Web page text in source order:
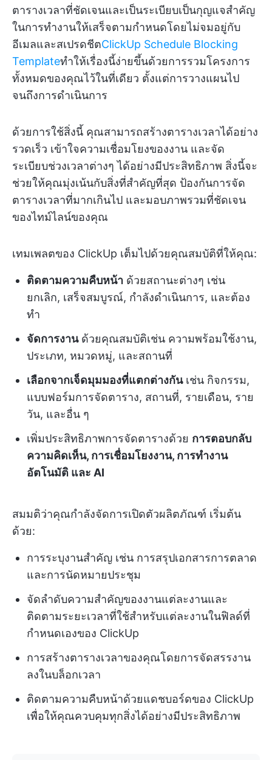
ตารางเวลาที่ชัดเจนและเป็นระเบียบเป็นกุญแจสำคัญ
ในการทำงานให้เสร็จตามกำหนดโดยไม่จมอยู่กับ
อีเมลและสเปรดชีตClickUp Schedule Blocking
Templateทำให้เรื่องนี้ง่ายขึ้นด้วยการรวมโครงการ
ทั้งหมดของคุณไว้ในที่เดียว ตั้งแต่การวางแผนไป
จนถึงการดำเนินการ
ด้วยการใช้สิ่งนี้ คุณสามารถสร้างตารางเวลาได้อย่าง
รวดเร็ว เข้าใจความเชื่อมโยงของงาน และจัด
ระเบียบช่วงเวลาต่างๆ ได้อย่างมีประสิทธิภาพ สิ่งนี้จะ
ช่วยให้คุณมุ่งเน้นกับสิ่งที่สำคัญที่สุด ป้องกันการจัด
ตารางเวลาที่มากเกินไป และมอบภาพรวมที่ชัดเจน
ของไทม์ไลน์ของคุณ
เทมเพลตของ ClickUp เต็มไปด้วยคุณสมบัติที่ให้คุณ:
ติดตามความคืบหน้า ด้วยสถานะต่างๆ เช่น
ยกเลิก, เสร็จสมบูรณ์, กำลังดำเนินการ, และต้อง
ทำ
จัดการงานด้วยคุณสมบัติเช่น ความพร้อมใช้งาน,
ประเภท, หมวดหมู่, และสถานที่
เลือกจากเจ็ดมุมมองที่แตกต่างกันเช่น กิจกรรม,
แบบฟอร์มการจัดตาราง, สถานที่, รายเดือน, ราย
วัน, และอื่น ๆ
เพิ่มประสิทธิภาพการจัดตารางด้วย การตอบกลับ
ความคิดเห็น, การเชื่อมโยงงาน, การทำงาน
อัตโนมัติ และ AI
สมมติว่าคุณกำลังจัดการเปิดตัวผลิตภัณฑ์ เริ่มต้น
ด้วย:
การระบุงานสำคัญ เช่น การสรุปเอกสารการตลาด
และการนัดหมายประชุม
จัดลำดับความสำคัญของงานแต่ละงานและ
ติดตามระยะเวลาที่ใช้สำหรับแต่ละงานในฟิลด์ที่
กำหนดเองของ ClickUp
การสร้างตารางเวลาของคุณโดยการจัดสรรงาน
ลงในบล็อกเวลา
ติดตามความคืบหน้าด้วยแดชบอร์ดของ ClickUp
เพื่อให้คุณควบคุมทุกสิ่งได้อย่างมีประสิทธิภาพ